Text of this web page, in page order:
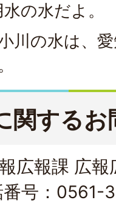
の水だよ。
川の水は、
関する
広報課 広報
番号：0561-